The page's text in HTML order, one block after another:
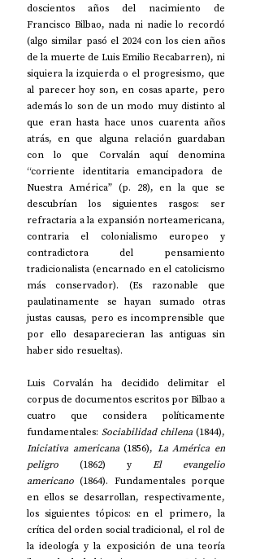
doscientos años del nacimiento de
Francisco Bilbao, nada ni nadie lo recordó
(algo similar pasó el 2024 con los cien años
de la muerte de Luis Emilio Recabarren), ni
siquiera la izquierda o el progresismo, que
al parecer hoy son, en cosas aparte, pero
además lo son de un modo muy distinto al
que eran hasta hace unos cuarenta años
atrás, en que alguna relación guardaban
con lo que Corvalán aquí denomina
“corriente identitaria emancipadora de
Nuestra América” (p. 28), en la que se
descubrían los siguientes rasgos: ser
refractaria a la expansión norteamericana,
contraria el colonialismo europeo y
contradictora del pensamiento
tradicionalista (encarnado en el catolicismo
más conservador). (Es razonable que
paulatinamente se hayan sumado otras
justas causas, pero es incomprensible que
por ello desaparecieran las antiguas sin
haber sido resueltas).
Luis Corvalán ha decidido delimitar el
corpus de documentos escritos por Bilbao a
cuatro que considera políticamente
fundamentales: Sociabilidad chilena
Iniciativa americana (1856), La América en
peligro (1862) y El evangelio
americano (1864). Fundamentales porque
en ellos se desarrollan, respectivamente,
los siguientes tópicos: en el primero, la
crítica del orden social tradicional, el rol de
la ideología y la exposición de una teoría